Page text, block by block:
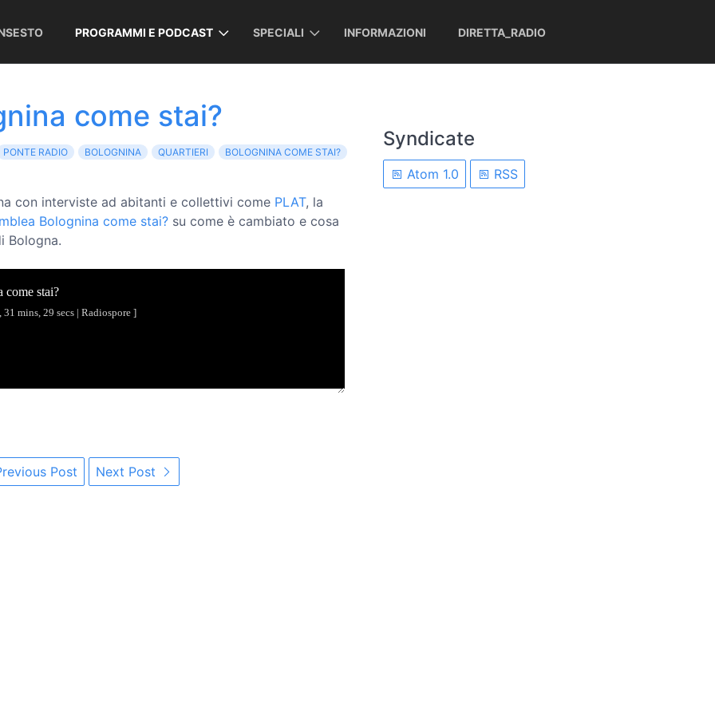
PROGRAMMI E PODCAST SPECIALI INFORMAZIONI DIRETTA_RADIO
come stai?
PONTE RADIO BOLOGNINA QUARTIERI BOLOGNINA COME STAI?
con interviste ad abitanti e collettivi come PLAT, la
Bolognina come stai? su come è cambiato e cosa
Bologna.
Post Next Post
Syndicate
Atom 1.0 RSS